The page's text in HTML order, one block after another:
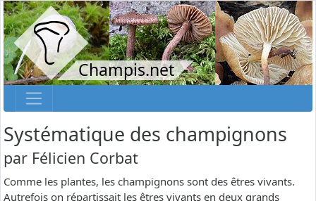
Champis.net
Systématique des champignons
par Félicien Corbat
Comme les plantes, les champignons sont des êtres vivants.
Autrefois on répartissait les êtres vivants en deux grands